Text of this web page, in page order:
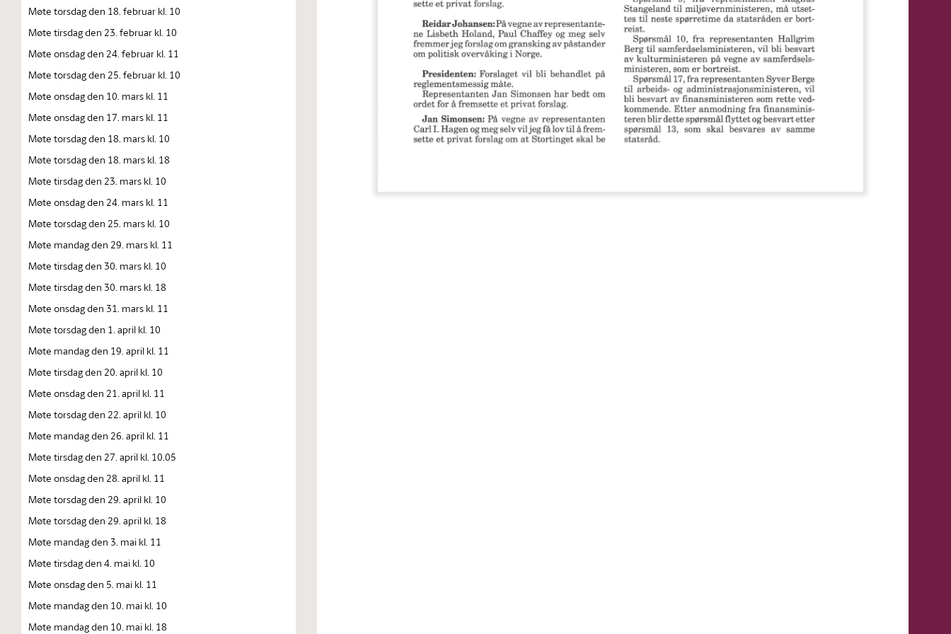
Møte torsdag den 18. februar kl. 10
Møte tirsdag den 23. februar kl. 10
Møte onsdag den 24. februar kl. 11
Møte torsdag den 25. februar kl. 10
Møte onsdag den 10. mars kl. 11
Møte onsdag den 17. mars kl. 11
Møte torsdag den 18. mars kl. 10
Møte torsdag den 18. mars kl. 18
Møte tirsdag den 23. mars kl. 10
Møte onsdag den 24. mars kl. 11
Møte torsdag den 25. mars kl. 10
Møte mandag den 29. mars kl. 11
Møte tirsdag den 30. mars kl. 10
Møte tirsdag den 30. mars kl. 18
Møte onsdag den 31. mars kl. 11
Møte torsdag den 1. april kl. 10
Møte mandag den 19. april kl. 11
Møte tirsdag den 20. april kl. 10
Møte onsdag den 21. april kl. 11
Møte torsdag den 22. april kl. 10
Møte mandag den 26. april kl. 11
Møte tirsdag den 27. april kl. 10.05
Møte onsdag den 28. april kl. 11
Møte torsdag den 29. april kl. 10
Møte torsdag den 29. april kl. 18
Møte mandag den 3. mai kl. 11
Møte tirsdag den 4. mai kl. 10
Møte onsdag den 5. mai kl. 11
Møte mandag den 10. mai kl. 10
Møte mandag den 10. mai kl. 18